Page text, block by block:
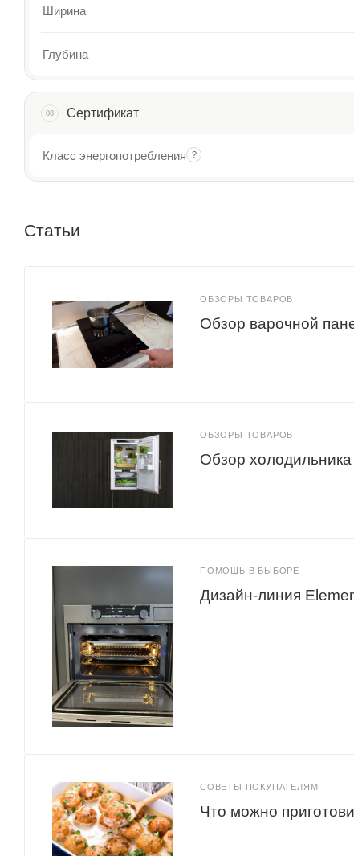
Ширина
Глубина
08 Сертификат
Класс энергопотребления ?
Статьи
ОБЗОРЫ ТОВАРОВ
Обзор варочной
ОБЗОРЫ ТОВАРОВ
Обзор
ПОМОЩЬ В ВЫБОРЕ
Дизайн-линия
СОВЕТЫ ПОКУПАТЕЛЯМ
Что можно